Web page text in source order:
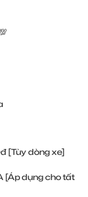
[Tùy dòng xe]
[Áp dụng cho tất